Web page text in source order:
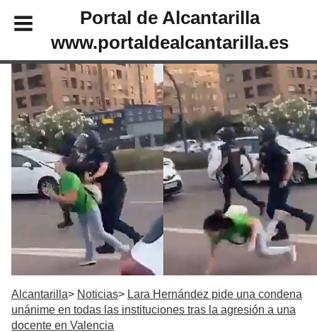
Portal de Alcantarilla
www.portaldealcantarilla.es
Alcantarilla Noticias
Lara Hernández pide una condena
unánime en todas las instituciones tras la agresión a una
docente en Valencia